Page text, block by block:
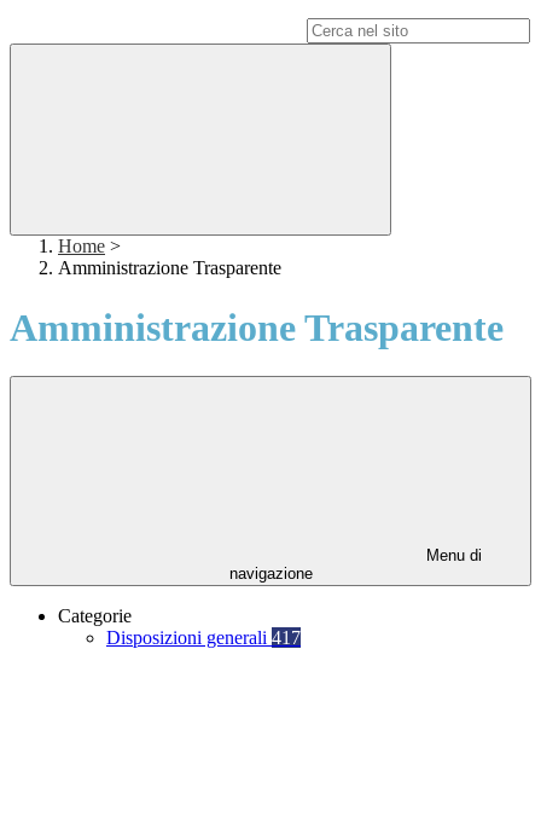
Home >
Amministrazione Trasparente
Amministrazione Trasparente
Menu di
navigazione
Categorie
Disposizioni generali 417